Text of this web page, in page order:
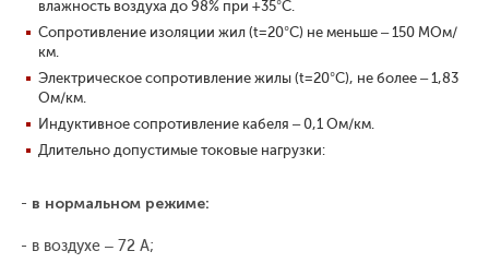
влажность воздуха до 98% при +35°С.
Сопротивление изоляции жил (t=20°С) не меньше – 150 МОм/
км.
Электрическое сопротивление жилы (t=20°С), не более – 1,83
Ом/км.
Индуктивное сопротивление кабеля – 0,1 Ом/км.
Длительно допустимые токовые нагрузки:
- в нормальном режиме:
- в воздухе – 72 А;